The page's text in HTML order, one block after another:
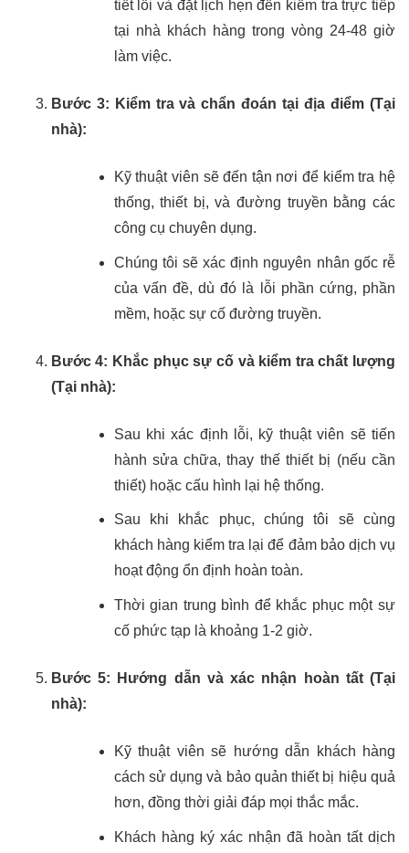
tiết lỗi và đặt lịch hẹn đến kiểm tra trực tiếp
tại nhà khách hàng trong vòng 24-48 giờ
làm việc.
Bước 3: Kiểm tra và chẩn đoán tại địa điểm (Tại
nhà):
Kỹ thuật viên sẽ đến tận nơi để kiểm tra hệ
thống, thiết bị, và đường truyền bằng các
công cụ chuyên dụng.
Chúng tôi sẽ xác định nguyên nhân gốc rễ
của vấn đề, dù đó là lỗi phần cứng, phần
mềm, hoặc sự cố đường truyền.
Bước 4: Khắc phục sự cố và kiểm tra chất lượng
(Tại nhà):
Sau khi xác định lỗi, kỹ thuật viên sẽ tiến
hành sửa chữa, thay thế thiết bị (nếu cần
thiết) hoặc cấu hình lại hệ thống.
Sau khi khắc phục, chúng tôi sẽ cùng
khách hàng kiểm tra lại để đảm bảo dịch vụ
hoạt động ổn định hoàn toàn.
Thời gian trung bình để khắc phục một sự
cố phức tạp là khoảng 1-2 giờ.
Bước 5: Hướng dẫn và xác nhận hoàn tất (Tại
nhà):
Kỹ thuật viên sẽ hướng dẫn khách hàng
cách sử dụng và bảo quản thiết bị hiệu quả
hơn, đồng thời giải đáp mọi thắc mắc.
Khách hàng ký xác nhận đã hoàn tất dịch